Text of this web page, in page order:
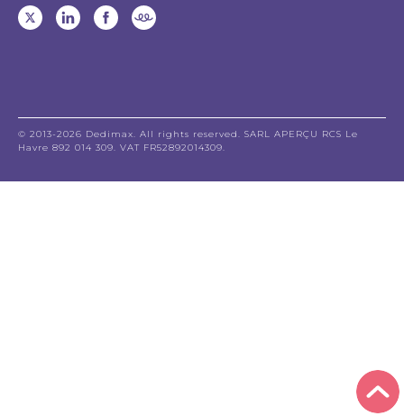
© 2013-2026 Dedimax. All rights reserved. SARL APERÇU RCS Le
Havre 892 014 309. VAT FR52892014309.